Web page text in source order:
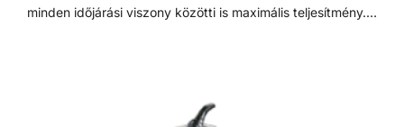
minden időjárási viszony közötti is maximális teljesítmény. 7
eloszlását a homokágy tetején; ami sima, szabadon áramló